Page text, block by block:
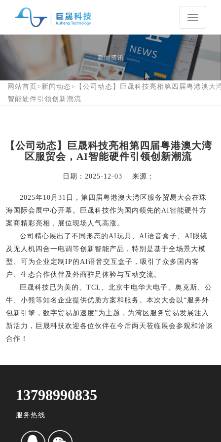
Toggle
网站首页 > 新闻动态>
【公司动态】巨晟科技亮相第四届粤港澳大
智能硬件引领创新潮流
【公司动态】巨晟科技亮相第四届粤港澳大湾
区服贸会，AI智能硬件引领创新潮流
日期： 2025-12-03 来源：
2025年10月31日，第四届粤港澳大湾区服务贸易大会在珠
海国际会展中心开幕。巨晟科技作为国内领先的AI智能硬件方
案商精彩亮相，展位现场人气高涨。
公司精心展出了不同形态的AI玩具、AI语音盒子、AI眼镜
及无人机四合一电调等创新智能产品，特别是基于全场景大模
型、可为企业定制IP的AI语音交互盒子，吸引了众多国内客
户、生态合作伙伴及外商驻足体验与互动交流。
巨晟科技已为美的、TCL、北京中电华大电子、奥克斯、公
牛、小熊等知名企业提供优质方案和服务。本次大会以“服务外
包新引擎，数字贸易加速度”为主题，为湾区服务贸易发展注入
新活力，巨晟科技欢迎各位伙伴在今后两天莅临展会参观和洽谈
合作！
13798990835
服务热线